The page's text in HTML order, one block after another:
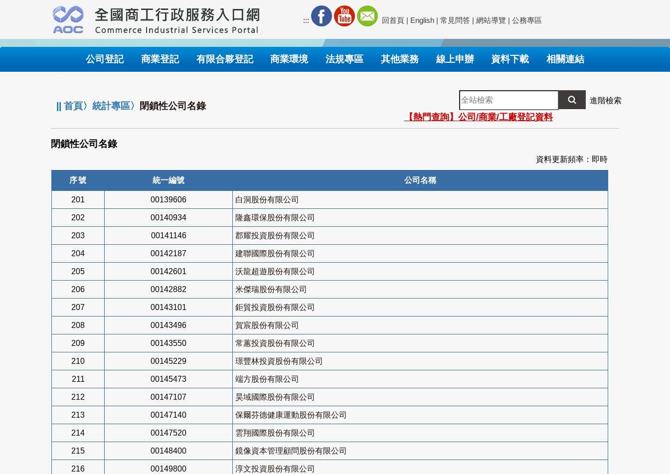
要
內
::: 回首頁 | English | 常見問答 | 網站導覽 | 公務專區
公司登記 商業登記 有限合夥登記 商業環境 法規專區 其他業務 線上申辦 資料下載 相關連結
||首頁〉統計專區〉 閉鎖性公司名錄
全
站
檢
索
進階檢索
【熱門查詢】公司/商業/工廠登記資料
閉鎖性公司名錄
資料更新頻率：即時
序號 統一編號 公司名稱
201 00139606 白洞股份有限公司
202 00140934 隆鑫環保股份有限公司
203 00141146 郡耀投資股份有限公司
204 00142187 建聯國際股份有限公司
205 00142601 沃龍超遊股份有限公司
206 00142882 米傑瑞股份有限公司
207 00143101 鉅貿投資股份有限公司
208 00143496 賀宸股份有限公司
209 00143550 常蕙投資股份有限公司
210 00145229 璟豐林投資股份有限公司
211 00145473 端方股份有限公司
212 00147107 昊域國際股份有限公司
213 00147140 保爾芬德健康運動股份有限公司
214 00147520 雲翔國際股份有限公司
215 00148400 鏡像資本管理顧問股份有限公司
216 00149800 淳文投資股份有限公司